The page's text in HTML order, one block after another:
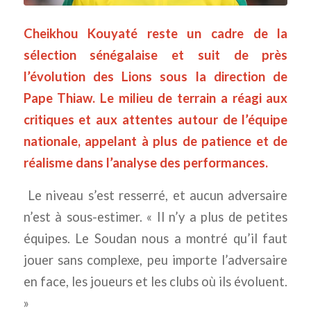
Cheikhou Kouyaté reste un cadre de la
sélection sénégalaise et suit de près
l’évolution des Lions sous la direction de
Pape Thiaw. Le milieu de terrain a réagi aux
critiques et aux attentes autour de l’équipe
nationale, appelant à plus de patience et de
réalisme dans l’analyse des performances.
Le niveau s’est resserré, et aucun adversaire
n’est à sous-estimer. « Il n’y a plus de petites
équipes. Le Soudan nous a montré qu’il faut
jouer sans complexe, peu importe l’adversaire
en face, les joueurs et les clubs où ils évoluent.
»